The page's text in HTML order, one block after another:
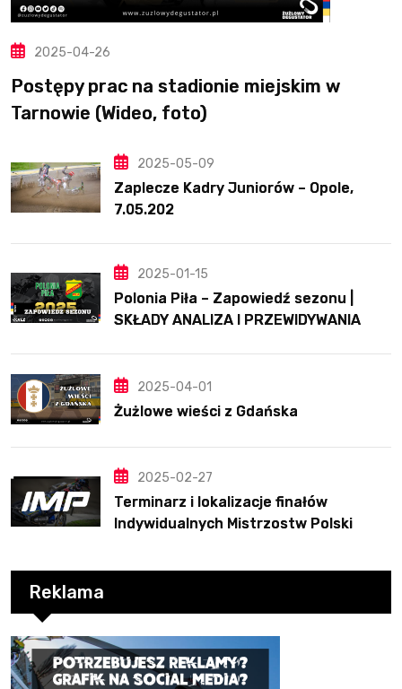
2025-04-26
Postępy prac na stadionie miejskim w
Tarnowie (Wideo, foto)
2025-05-09
Zaplecze Kadry Juniorów – Opole,
7.05.202
2025-01-15
Polonia Piła – Zapowiedź sezonu |
SKŁADY ANALIZA I PRZEWIDYWANIA
2025-04-01
Żużlowe wieści z Gdańska
2025-02-27
Terminarz i lokalizacje finałów
Indywidualnych Mistrzostw Polski
Reklama